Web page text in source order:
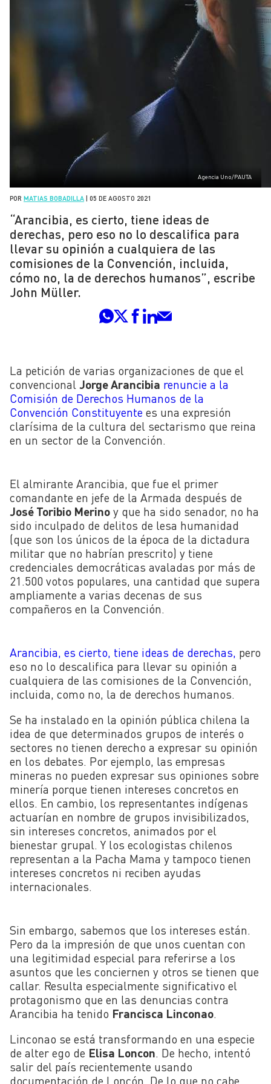
Agencia Uno/PAUTA
POR MATIAS BOBADILLA 05 DE AGOSTO 2021
“Arancibia, es cierto, tiene ideas de
derechas, pero eso no lo descalifica para
llevar su opinión a cualquiera de las
comisiones de la Convención, incluida,
cómo no, la de derechos humanos”, escribe
John Müller.
La petición de varias organizaciones de que el
convencional Jorge Arancibia renuncie a la
Comisión de Derechos Humanos de la
Convención Constituyente es una expresión
clarísima de la cultura del sectarismo que reina
en un sector de la Convención.
El almirante Arancibia, que fue el primer
comandante en jefe de la Armada después de
José Toribio Merino y que ha sido senador, no ha
sido inculpado de delitos de lesa humanidad
(que son los únicos de la época de la dictadura
militar que no habrían prescrito) y tiene
credenciales democráticas avaladas por más de
21.500 votos populares, una cantidad que supera
ampliamente a varias decenas de sus
compañeros en la Convención.
Arancibia, es cierto, tiene ideas de derechas, pero
eso no lo descalifica para llevar su opinión a
cualquiera de las comisiones de la Convención,
incluida, como no, la de derechos humanos.
Se ha instalado en la opinión pública chilena la
idea de que determinados grupos de interés o
sectores no tienen derecho a expresar su opinión
en los debates. Por ejemplo, las empresas
mineras no pueden expresar sus opiniones sobre
minería porque tienen intereses concretos en
ellos. En cambio, los representantes indígenas
actuarían en nombre de grupos invisibilizados,
sin intereses concretos, animados por el
bienestar grupal. Y los ecologistas chilenos
representan a la Pacha Mama y tampoco tienen
intereses concretos ni reciben ayudas
internacionales.
Sin embargo, sabemos que los intereses están.
Pero da la impresión de que unos cuentan con
una legitimidad especial para referirse a los
asuntos que les conciernen y otros se tienen que
callar. Resulta especialmente significativo el
protagonismo que en las denuncias contra
Arancibia ha tenido Francisca Linconao.
Linconao se está transformando en una especie
de alter ego de Elisa Loncon. De hecho, intentó
salir del país recientemente usando
documentación de Loncón. De lo que no cabe